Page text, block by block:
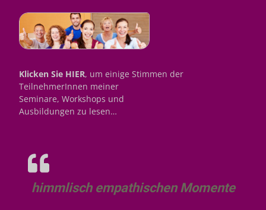
Klicken Sie HIER, um einige Stimmen der
TeilnehmerInnen meiner
Seminare, Workshops und
Ausbildungen zu lesen…
himmlisch empathischen Momente